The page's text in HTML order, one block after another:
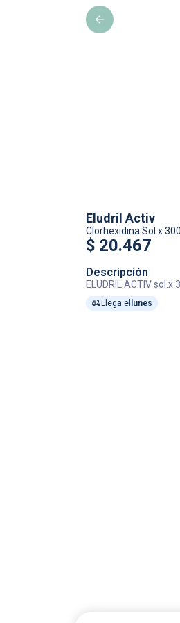
Eludril Activ
Clorhexidina Sol.x
$ 20.467
Descripción
ELUDRIL ACTIV sol.x
Llega el lunes